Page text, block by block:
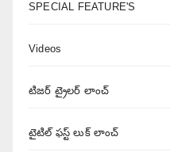
SPECIAL FEATURE'S
Videos
టిజర్ ట్రైలర్ లాంచ్
టైటిల్ ఫస్ట్ లుక్ లాంచ్